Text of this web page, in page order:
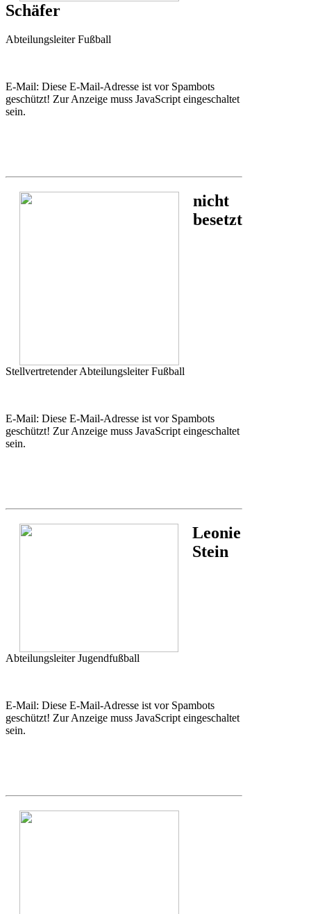
Schäfer
Abteilungsleiter Fußball
E-Mail: Diese E-Mail-Adresse ist vor Spambots
geschützt! Zur Anzeige muss JavaScript eingeschaltet
sein.
nicht
besetzt
Stellvertretender Abteilungsleiter Fußball
E-Mail: Diese E-Mail-Adresse ist vor Spambots
geschützt! Zur Anzeige muss JavaScript eingeschaltet
sein.
Leonie
Stein
Abteilungsleiter Jugendfußball
E-Mail: Diese E-Mail-Adresse ist vor Spambots
geschützt! Zur Anzeige muss JavaScript eingeschaltet
sein.